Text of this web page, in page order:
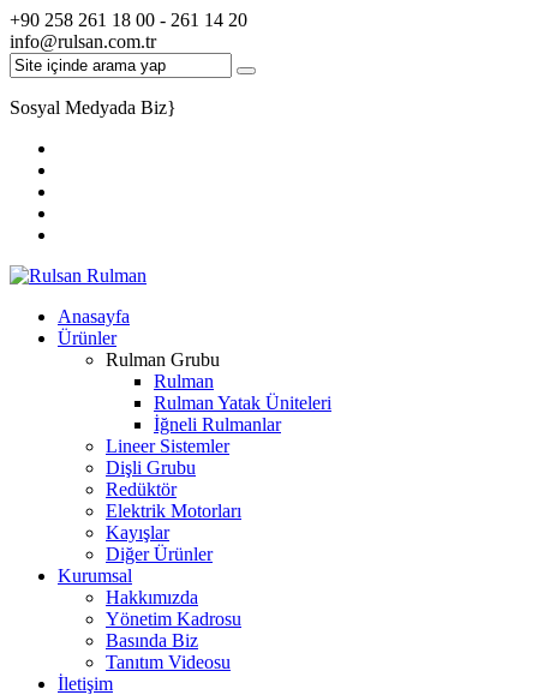
+90 258 261 18 00 - 261 14 20
info@rulsan.com.tr
Sosyal Medyada Biz}
Anasayfa
Ürünler
Rulman Grubu
Rulman
Rulman Yatak Üniteleri
İğneli Rulmanlar
Lineer Sistemler
Dişli Grubu
Redüktör
Elektrik Motorları
Kayışlar
Diğer Ürünler
Kurumsal
Hakkımızda
Yönetim Kadrosu
Basında Biz
Tanıtım Videosu
İletişim